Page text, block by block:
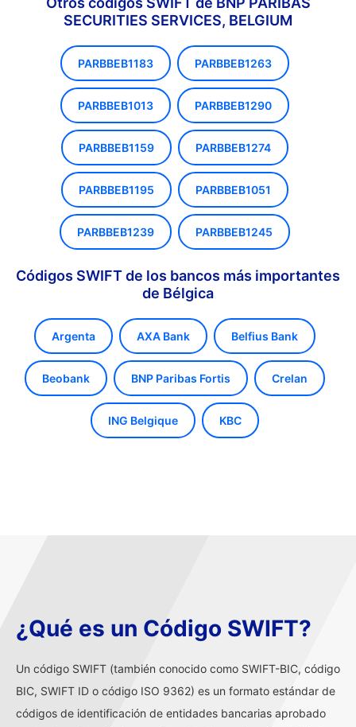
SECURITIES SERVICES, BELGIUM
PARBBEB1183 PARBBEB1263
PARBBEB1013 PARBBEB1290
PARBBEB1159 PARBBEB1274
PARBBEB1195 PARBBEB1051
PARBBEB1239 PARBBEB1245
Códigos SWIFT de los bancos más importantes
de Bélgica
Argenta AXA Bank Belfius Bank
Beobank BNP Paribas Fortis Crelan
ING Belgique KBC
¿Qué es un Código SWIFT?
Un código SWIFT (también conocido como SWIFT-BIC, código
BIC, SWIFT ID o código ISO 9362) es un formato estándar de
códigos de identificación de entidades bancarias aprobado